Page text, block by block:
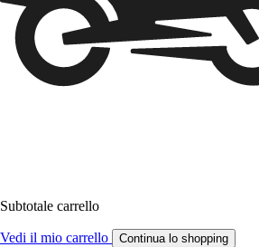
Subtotale carrello
Vedi il mio carrello Continua lo shopping